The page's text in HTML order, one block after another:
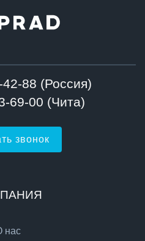
88 (Россия)
69-00 (Чита)
звонок
нас